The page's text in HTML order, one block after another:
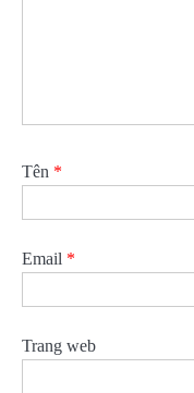
Tên *
Email *
Trang web